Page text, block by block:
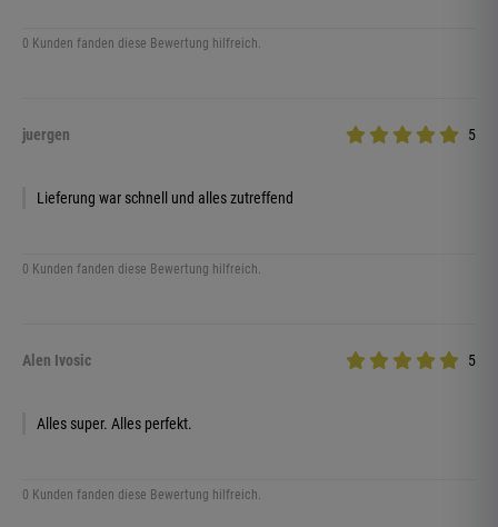
0 Kunden fanden diese Bewertung hilfreich.
juergen 5
Lieferung war schnell und alles zutreffend
0 Kunden fanden diese Bewertung hilfreich.
Alen Ivosic 5
Alles super. Alles perfekt.
0 Kunden fanden diese Bewertung hilfreich.